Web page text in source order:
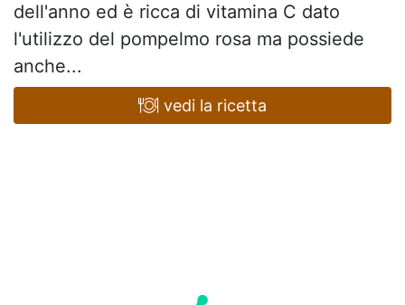
dell'anno ed è ricca di vitamina C dato
l'utilizzo del pompelmo rosa ma possiede
anche...
vedi la ricetta